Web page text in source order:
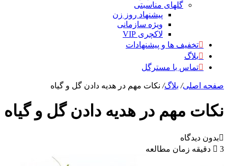
گلهای مناسبتی
پیشنهاد روز زن
ویژه سازمانی
لاکچری VIP
تخفیف ها و پیشنهادات
بلاگ
تماس با مسترگل
صفحه اصلی/ بلاگ/ نکات مهم در هدیه دادن گل و گیاه
نکات مهم در هدیه دادن گل و گیاه
بدون دیدگاه
3 دقیقه زمان مطالعه